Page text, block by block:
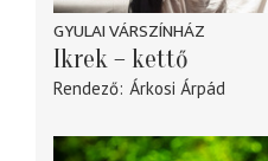
GYULAI VÁRSZÍNHÁZ
Ikrek – kettő
Rendező Árkosi Árpád